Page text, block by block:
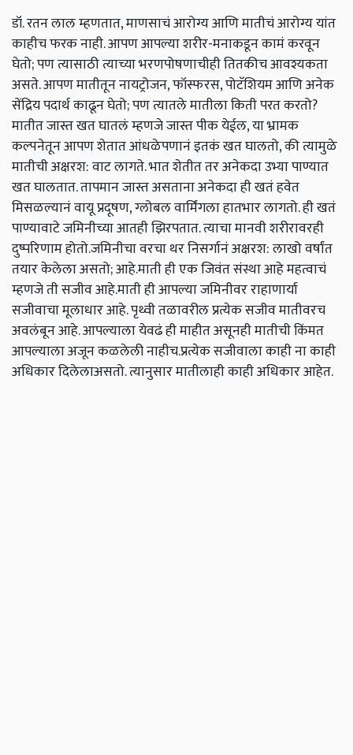
डॉ. रतन लाल म्हणतात, माणसाचं आरोग्य आणि मातीचं आरोग्य यांत
काहीच फरक नाही. आपण आपल्या शरीर-मनाकडून कामं करवून
घेतो; पण त्यासाठी त्याच्या भरणपोषणाचीही तितकीच आवश्यकता
असते. आपण मातीतून नायट्रोजन, फॉस्फरस, पोटॅशियम आणि अनेक
सेंद्रिय पदार्थ काढून घेतो; पण त्यातले मातीला किती परत करतो?
मातीत जास्त खत घातलं म्हणजे जास्त पीक येईल, या भ्रामक
कल्पनेतून आपण शेतात आंधळेपणानं इतकं खत घालतो, की त्यामुळे
मातीची अक्षरश: वाट लागते. भात शेतीत तर अनेकदा उभ्या पाण्यात
खत घालतात. तापमान जास्त असताना अनेकदा ही खतं हवेत
मिसळल्यानं वायू प्रदूषण, ग्लोबल वार्मिंगला हातभार लागतो. ही खतं
पाण्यावाटे जमिनीच्या आतही झिरपतात. त्याचा मानवी शरीरावरही
दुष्परिणाम होतो.जमिनीचा वरचा थर निसर्गानं अक्षरश: लाखो वर्षांत
तयार केलेला असतो; आहे.माती ही एक जिवंत संस्था आहे महत्वाचं
म्हणजे ती सजीव आहे.माती ही आपल्या जमिनीवर राहाणार्या
सजीवाचा मूलाधार आहे. पृथ्वी तळावरील प्रत्येक सजीव मातीवरच
अवलंबून आहे. आपल्याला येवढं ही माहीत असूनही मातीची किंमत
आपल्याला अजून कळलेली नाहीच.प्रत्येक सजीवाला काही ना काही
अधिकार दिलेलाअसतो. त्यानुसार मातीलाही काही अधिकार आहेत.